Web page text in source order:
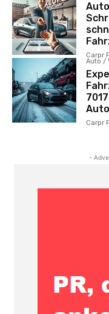
Carpr
Auto /
Carpr
-